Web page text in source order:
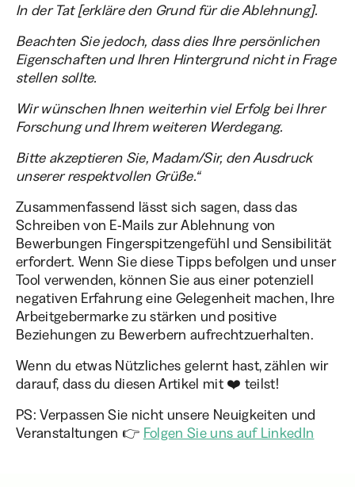
In der Tat [erkläre den Grund für die Ablehnung].
Beachten Sie jedoch, dass dies Ihre persönlichen
Eigenschaften und Ihren Hintergrund nicht in Frage
stellen sollte.
Wir wünschen Ihnen weiterhin viel Erfolg bei Ihrer
Forschung und Ihrem weiteren Werdegang.
Bitte akzeptieren Sie, Madam/Sir, den Ausdruck
unserer respektvollen Grüße.“
Zusammenfassend lässt sich sagen, dass das
Schreiben von E-Mails zur Ablehnung von
Bewerbungen Fingerspitzengefühl und Sensibilität
erfordert. Wenn Sie diese Tipps befolgen und unser
Tool verwenden, können Sie aus einer potenziell
negativen Erfahrung eine Gelegenheit machen, Ihre
Arbeitgebermarke zu stärken und positive
Beziehungen zu Bewerbern aufrechtzuerhalten.
Wenn du etwas Nützliches gelernt hast, zählen wir
darauf, dass du diesen Artikel mit ❤️ teilst!
PS: Verpassen Sie nicht unsere Neuigkeiten und
Veranstaltungen 👉 Folgen Sie uns auf LinkedIn